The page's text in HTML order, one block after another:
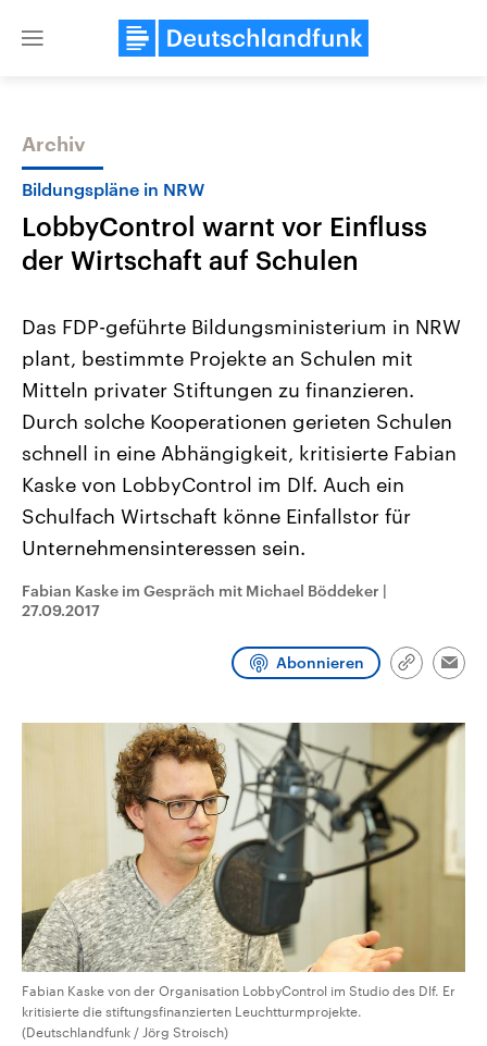
Close
Themen
Landtagswahl Sachsen-Anhalt
2026
Alle Informationen
Sachsen-Anhalt wählt am 6.
September 2026 einen neuen
Landtag. Seit 2021 wird das
Bundesland von einer Koalition aus
CDU, SPD und FDP regiert.-
Umfragen, Prognosen,
Wahlprogramme, aktuelle Berichte
und Hintergründe zu den Parteien
Wahl.
USA
Aktuelle Beiträge,
Hintergründe
Wirtschaftlich und
gehören die Vereinigten
den mächtigsten Ländern
mit großem Einfluss auf
Sendungen Programm Podcasts
Audio-Archiv
Archiv
Bildungspläne in NRW
LobbyControl warnt vor Einfluss
der Wirtschaft auf Schulen
Das FDP-geführte Bildungsministerium in NRW
plant, bestimmte Projekte an Schulen mit
Mitteln privater Stiftungen zu finanzieren.
Durch solche Kooperationen gerieten Schulen
schnell in eine Abhängigkeit, kritisierte Fabian
Kaske von LobbyControl im Dlf. Auch ein
Schulfach Wirtschaft könne Einfallstor für
Unternehmensinteressen sein.
Fabian Kaske im Gespräch mit Michael Böddeker |
27.09.2017
Abonnieren
Link
Fabian Kaske von der Organisation LobbyControl im Studio des Dlf. Er
kritisierte die stiftungsfinanzierten Leuchtturmprojekte.
(Deutschlandfunk / Jörg Stroisch)